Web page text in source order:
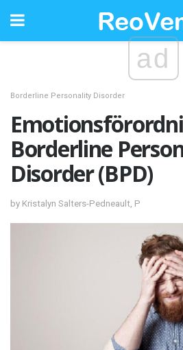
ad
Borderline Personality Disorder
Borderline
Disorder (BPD)
by Kristalyn Salters-Pedneault, P